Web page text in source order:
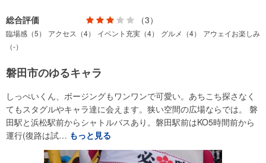
総合評価 （3）
臨場感（5） アクセス（4） イベント充実（4） グルメ（4）
アウェイお楽しみ
（-）
磐田市のゆるキャラ
しっぺいくん、ボージングもワンワンで可愛い。あちこち探さなく
てもスタグルやキャラ達に会えます。狭い空間の広場ならでは。 磐
田駅と浜松駅前からシャトルバスあり。磐田駅前はKO5時間前から
運行(復路は試… もっと見る